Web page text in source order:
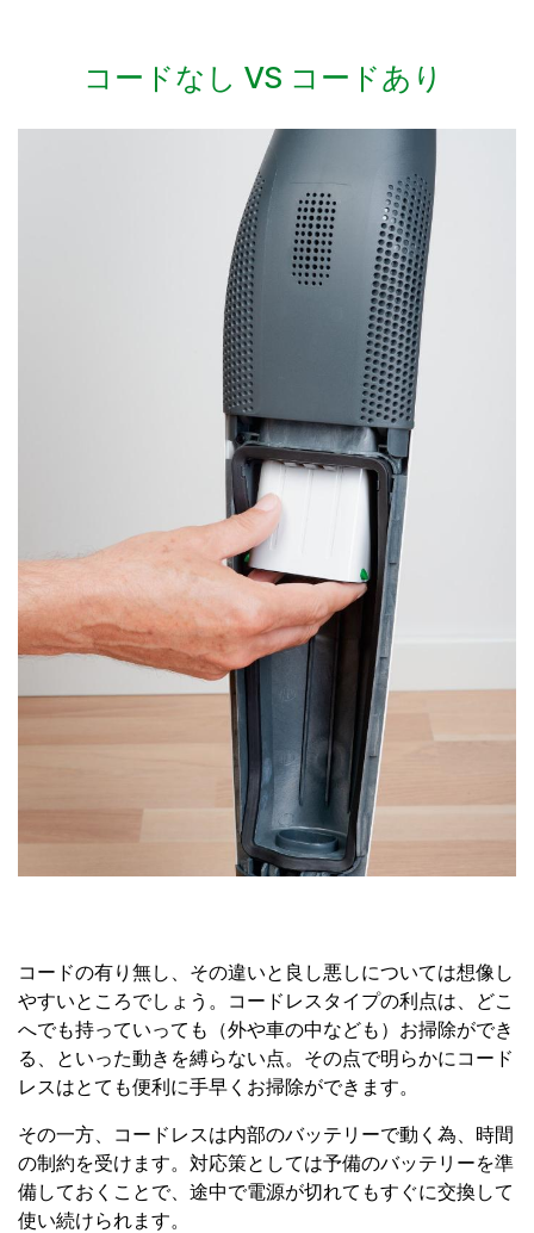
コードなし VS コードあり
コードの有り無し、その違いと良し悪しについては想像し
やすいところでしょう。コードレスタイプの利点は、どこ
へでも持っていっても（外や車の中なども）お掃除ができ
る、といった動きを縛らない点。その点で明らかにコード
レスはとても便利に手早くお掃除ができます。
その一方、コードレスは内部のバッテリーで動く為、時間
の制約を受けます。対応策としては予備のバッテリーを準
備しておくことで、途中で電源が切れてもすぐに交換して
使い続けられます。